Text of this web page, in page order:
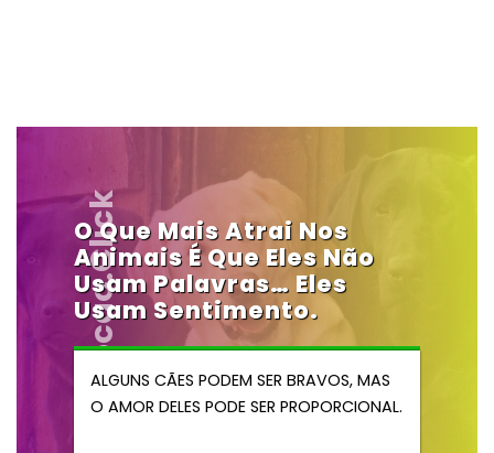
Vendocao.click
O Que Mais Atrai Nos
Animais É Que Eles Não
Usam Palavras… Eles
Usam Sentimento.
ALGUNS CÃES PODEM SER BRAVOS, MAS
O AMOR DELES PODE SER PROPORCIONAL.